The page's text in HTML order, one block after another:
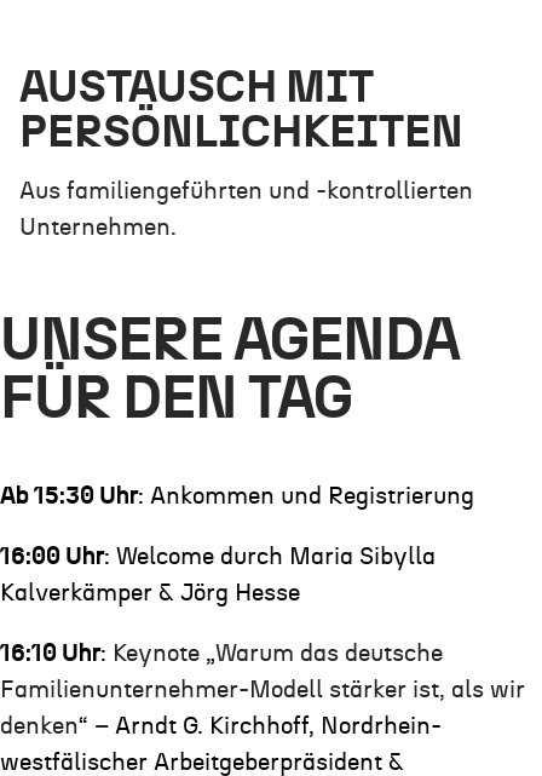
AUSTAUSCH MIT
PERSÖNLICH­KEITEN
Aus familiengeführten und -kon­trollierten
Unternehmen.
UNSERE AGENDA
FÜR DEN TAG
Ab 15:30 Uhr: Ankommen und Registrierung
16:00 Uhr: Welcome durch Maria Sibylla
Kalverkämper & Jörg Hesse
16:10 Uhr: Keynote „Warum das deutsche
Familienunternehmer-Modell stärker ist, als wir
denken“ – Arndt G. Kirchhoff, Nordrhein-
westfälischer Arbeitgeberpräsident &